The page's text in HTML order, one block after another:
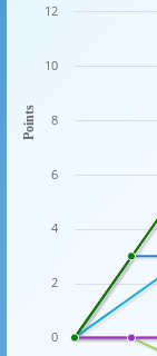
Points
0
2
4
6
8
10
12